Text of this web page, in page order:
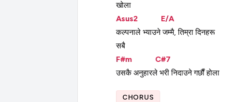
खोला
Asus2
E/A
कल्पनाले भ्याउने जम्मै, तिम्रा दिनहरू
सबै
F#m
C#7
उसकै अनुहारले भरी निदाउने गर्छौं होला
CHORUS